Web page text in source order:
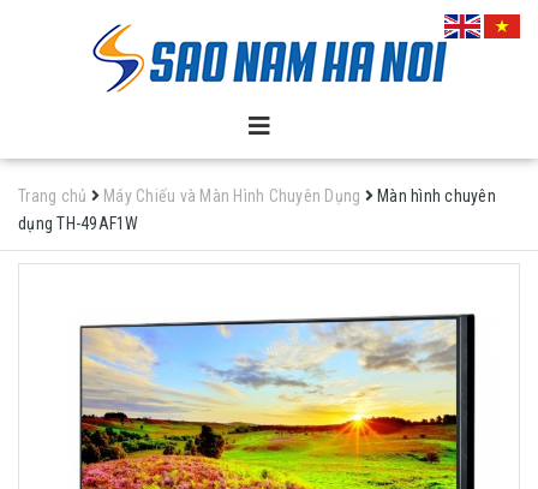
Trang chủ Máy Chiếu và Màn Hình Chuyên Dụng
Màn hình chuyên
dụng TH-49AF1W